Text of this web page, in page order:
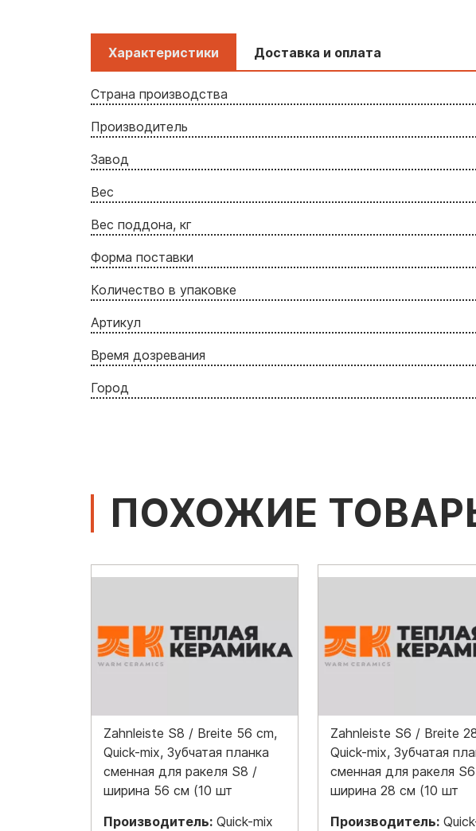
Характеристики Доставка и оплата
Страна производства
Производитель
Завод
Вес
Вес поддона, кг
Форма поставки
Количество в упаковке
Артикул
Время дозревания
Город
ПОХОЖИЕ
Zahnleiste S8 / Breite 56 cm,
Quick-mix, Зубчатая планка
сменная для ракеля S8 /
ширина 56 см (10 шт
Производитель: Quick-mix
Zahnleiste S6 / Breite
Quick-mix, Зубчатая
сменная для ракеля
ширина 28 см (10 шт
Производитель: